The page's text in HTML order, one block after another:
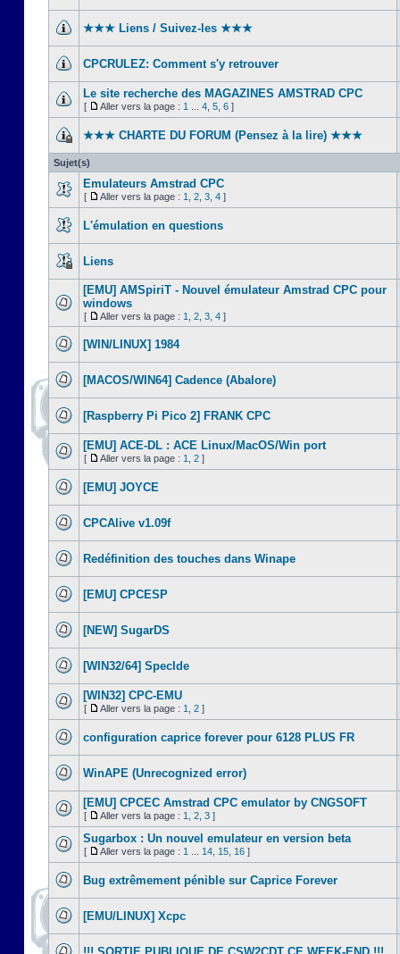
★★★ Liens / Suivez-les ★★★
CPCRULEZ: Comment s'y retrouver‎
Le site recherche des MAGAZINES AMSTRAD CPC
[ Aller vers la page : 1 4 5 6 ]
★★★ CHARTE DU FORUM (Pensez à la lire) ★★★
Sujet(s)
Emulateurs Amstrad CPC
[ Aller vers la page : 1 2 3 4 ]
L'émulation en questions
Liens
[EMU] AMSpiriT - Nouvel émulateur Amstrad CPC pour
windows
[ Aller vers la page : 1 2 3 4 ]
[WIN/LINUX] 1984
[MACOS/WIN64] Cadence (Abalore)
[Raspberry Pi Pico 2] FRANK CPC
[EMU] ACE-DL : ACE Linux/MacOS/Win port
[ Aller vers la page : 1 2 ]
[EMU] JOYCE
CPCAlive v1.09f
Redéfinition des touches dans Winape
[EMU] CPCESP
[NEW] SugarDS
[WIN32/64] SpecIde
[WIN32] CPC-EMU
[ Aller vers la page : 1 2 ]
configuration caprice forever pour 6128 PLUS FR
WinAPE (Unrecognized error)
[EMU] CPCEC Amstrad CPC emulator by CNGSOFT
[ Aller vers la page : 1 2 3 ]
Sugarbox : Un nouvel emulateur en version beta
[ Aller vers la page : 1 14 15 16 ]
Bug extrêmement pénible sur Caprice Forever
[EMU/LINUX] Xcpc